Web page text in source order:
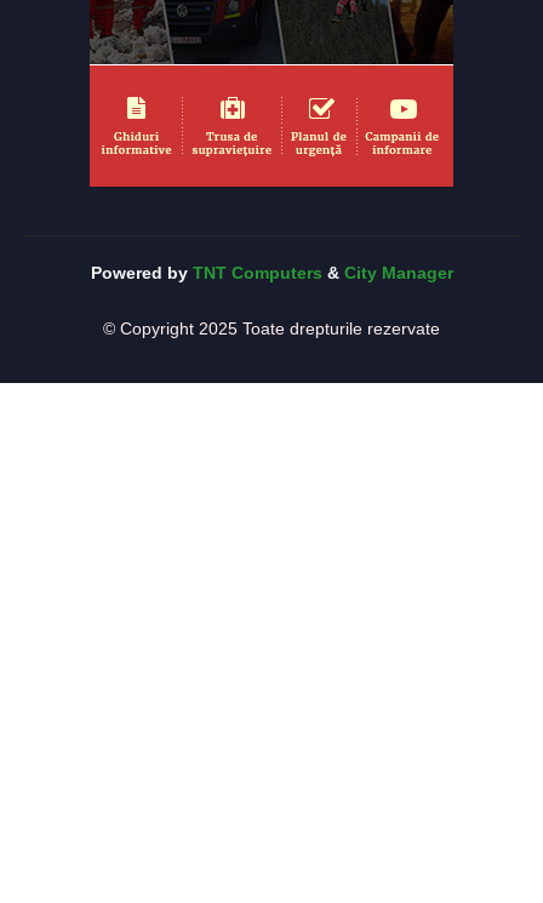
Powered by TNT Computers & City Manager
© Copyright 2025 Toate drepturile rezervate